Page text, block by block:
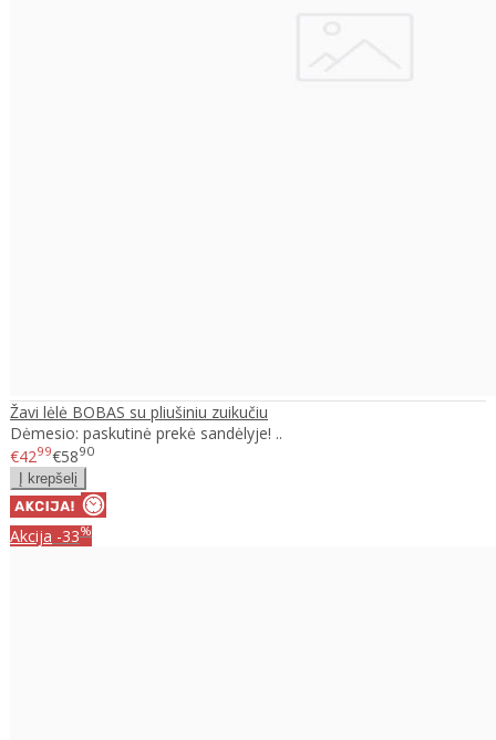
Žavi lėlė BOBAS su pliušiniu zuikučiu
Dėmesio: paskutinė prekė sandėlyje! ..
€4299€5890
Akcija -33%